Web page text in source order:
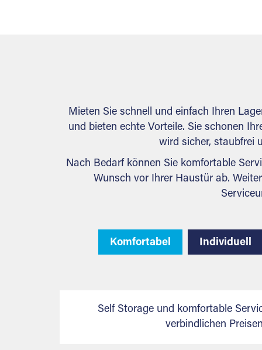
Mieten Sie schnell und einfach Ihren
und bieten echte Vorteile. Sie schonen
wird sicher, staubfrei
Nach Bedarf können Sie komfortable
Wunsch vor Ihrer Haustür ab.
Komfortabel Individuell
Self Storage und komfortable
verbindlichen